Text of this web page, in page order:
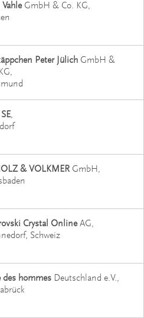
VahleGmbH & Co. KG
Peter Jülich GmbH &
& VOLKMER GmbH
Crystal OnlineAG
Schweiz
des hommes Deutschland e.V.